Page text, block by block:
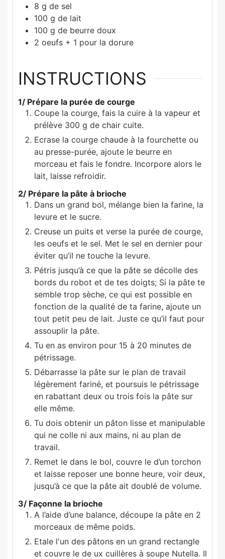
8 g de sel
100 g de lait
100 g de beurre doux
2 oeufs + 1 pour la dorure
INSTRUCTIONS
1/ Prépare la purée de courge
Coupe la courge, fais la cuire à la vapeur et
prélève 300 g de chair cuite.
Ecrase la courge chaude à la fourchette ou
au presse-purée, ajoute le beurre en
morceau et fais le fondre. Incorpore alors le
lait, laisse refroidir.
2/ Prépare la pâte à brioche
Dans un grand bol, mélange bien la farine, la
levure et le sucre.
Creuse un puits et verse la purée de courge,
les oeufs et le sel. Met le sel en dernier pour
éviter qu’il ne touche la levure.
Pétris jusqu’à ce que la pâte se décolle des
bords du robot et de tes doigts; Si la pâte te
semble trop sèche, ce qui est possible en
fonction de la qualité de ta farine, ajoute un
tout petit peu de lait. Juste ce qu’il faut pour
assouplir la pâte.
Tu en as environ pour 15 à 20 minutes de
pétrissage.
Débarrasse la pâte sur le plan de travail
légèrement fariné, et poursuis le pétrissage
en rabattant deux ou trois fois la pâte sur
elle même.
Tu dois obtenir un pâton lisse et manipulable
qui ne colle ni aux mains, ni au plan de
travail.
Remet le dans le bol, couvre le d’un torchon
et laisse reposer une bonne heure, voir deux,
jusqu’à ce que la pâte ait doublé de volume.
3/ Façonne la brioche
A l’aide d’une balance, découpe la pâte en 2
morceaux de même poids.
Etale l'un des pâtons en un grand rectangle
et couvre le de ux cuillères à soupe Nutella. Il